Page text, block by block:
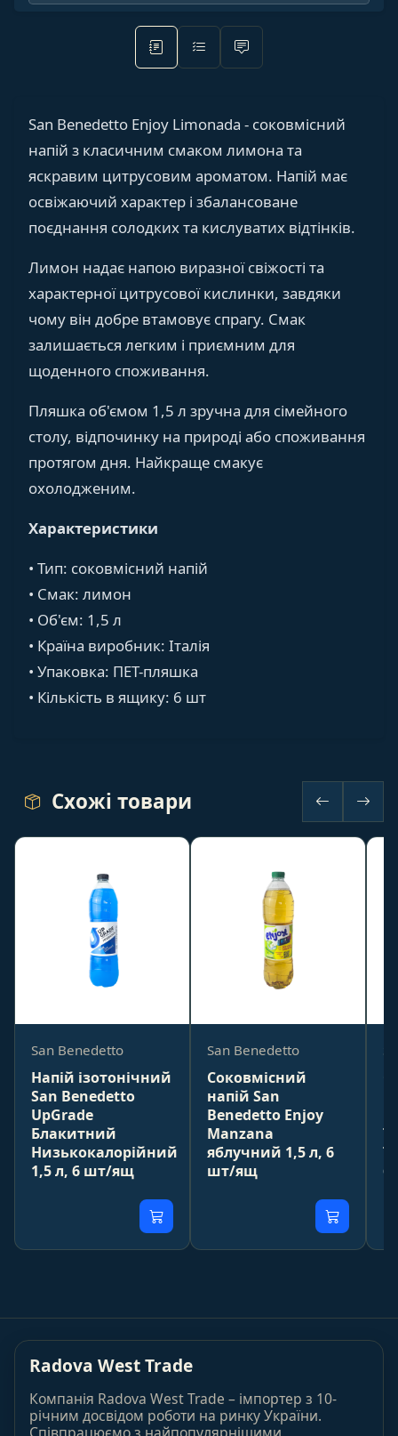
San Benedetto Enjoy Limonada - соковмісний
напій з класичним смаком лимона та
яскравим цитрусовим ароматом. Напій має
освіжаючий характер і збалансоване
поєднання солодких та кислуватих відтінків.
Лимон надає напою виразної свіжості та
характерної цитрусової кислинки, завдяки
чому він добре втамовує спрагу. Смак
залишається легким і приємним для
щоденного споживання.
Пляшка об'ємом 1,5 л зручна для сімейного
столу, відпочинку на природі або споживання
протягом дня. Найкраще смакує
охолодженим.
Характеристики
• Тип: соковмісний напій
• Смак: лимон
• Об'єм: 1,5 л
• Країна виробник: Італія
• Упаковка: ПЕТ-пляшка
• Кількість в ящику: 6 шт
Схожі товари
San Benedetto
Напій ізотонічний
San Benedetto
UpGrade
Блакитний
Низькокалорійний
1,5 л, 6 шт/ящ
San Benedetto
Соковмісний
напій San
Benedetto Enjoy
Manzana
яблучний 1,5 л, 6
шт/ящ
Radova West Trade
Компанія Radova West Trade – імпортер з 10-
річним досвідом роботи на ринку України.